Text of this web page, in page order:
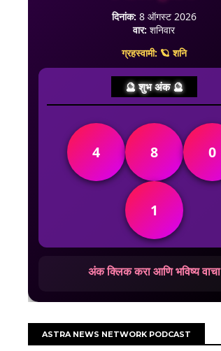
दिनांक: 8 ऑगस्ट 2026
वार: शनिवार
ग्रहस्वामी: 🪐 शनि
🔮 शुभ अंक 🔮
4 8 0
1
अंक क्लिक करा आणि भविष्य वाचा
ASTRA NEWS NETWORK PODCAST